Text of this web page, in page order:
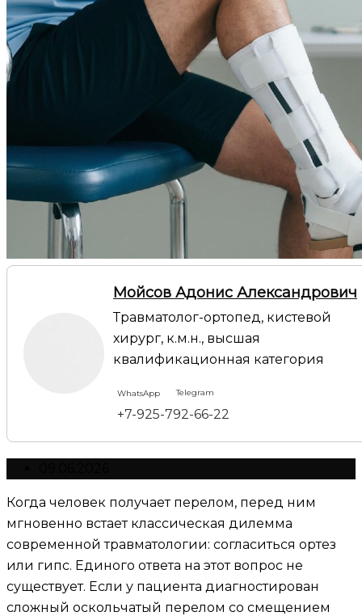
Мойсов Адонис Александрович
Травматолог-ортопед, кистевой
хирург, к.м.н., высшая
квалификационная категория
WhatsApp Telegram
+7-925-792-66-22
Когда человек получает перелом, перед ним
мгновенно встает классическая дилемма
современной травматологии: согласиться ортез
или гипс. Единого ответа на этот вопрос не
существует. Если у пациента диагностирован
сложный оскольчатый перелом со смещением